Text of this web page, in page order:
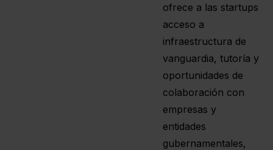
ofrece a las startups
acceso a
infraestructura de
vanguardia, tutoría y
oportunidades de
colaboración con
empresas y
entidades
gubernamentales,